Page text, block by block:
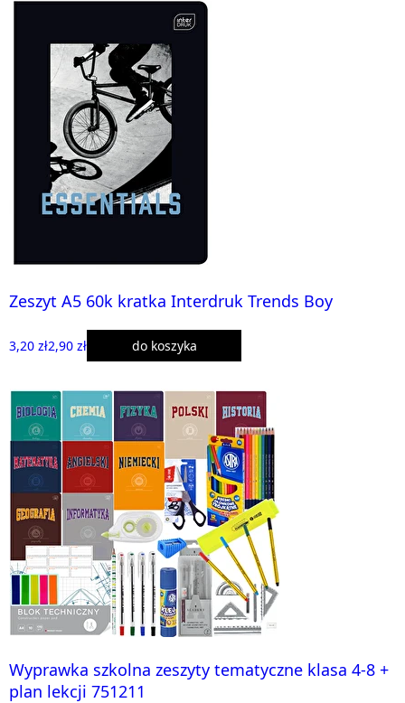
Zeszyt A5 60k kratka Interdruk Trends Boy
3,20 zł2,90 zł do koszyka
Wyprawka szkolna zeszyty tematyczne klasa 4-8 +
plan lekcji 751211